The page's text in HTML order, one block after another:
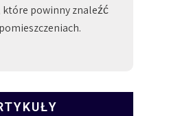
powinny znaleźć